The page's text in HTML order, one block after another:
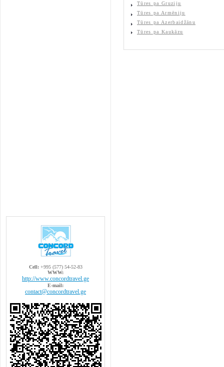
Cell:+995 (577) 54-52-83
WWW:
http://www.concordtravel.ge
E-mail:
contact@concordtravel.ge
Tūres pa Gruziju
Tūres pa Armēniju
Tūres pa Azerbaidžānu
Tūres pa Kaukāzu